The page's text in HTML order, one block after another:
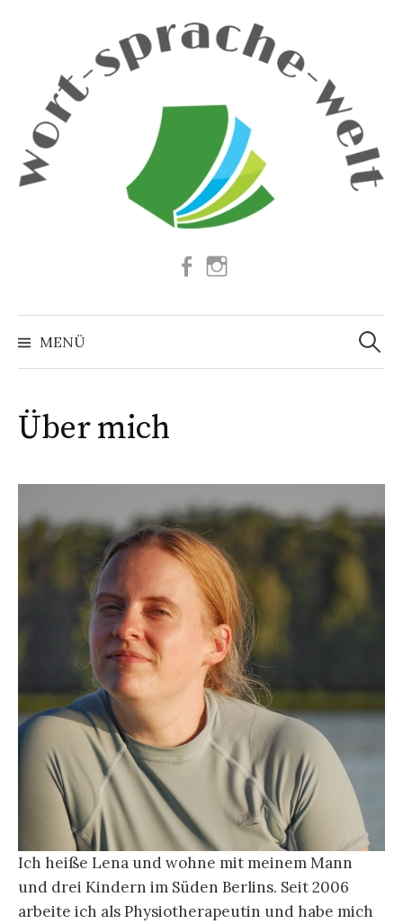
Facebook
MENÜ
Suchen
nach:
Über mich
Ich heiße Lena und wohne mit meinem Mann
und drei Kindern im Süden Berlins. Seit 2006
arbeite ich als Physiotherapeutin und habe mich